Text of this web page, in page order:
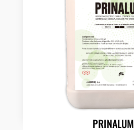
PRINALUM